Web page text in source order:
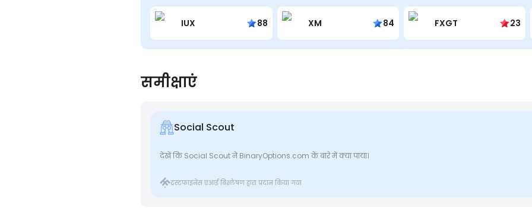
IUX 88 XM 84 FXGT 23
समीक्षाएं
Social Scout
देखें कि Social Scout ने BinaryOptions.com के बारे में क्या पाया।
ट्रस्टफाइनेंस एआई विश्लेषण द्वारा प्रदान किया गया